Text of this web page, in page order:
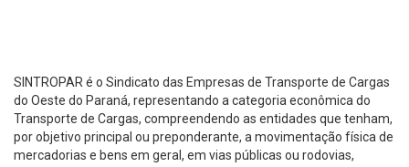
SINTROPAR é o Sindicato das Empresas de Transporte de Cargas
do Oeste do Paraná, representando a categoria econômica do
Transporte de Cargas, compreendendo as entidades que tenham,
por objetivo principal ou preponderante, a movimentação física de
mercadorias e bens em geral, em vias públicas ou rodovias,